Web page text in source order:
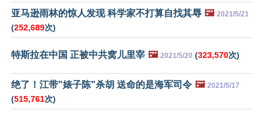
亚马逊雨林的惊人发现 科学家不打算自找其辱 🖼️ 2021/5/21
(252,689次)
特斯拉在中国 正被中共窝儿里宰 🖼️ 2021/5/20 (323,570次)
绝了！江带"婊子陈"杀胡 送命的是海军司令 🖼️ 2021/5/17
(515,761次)